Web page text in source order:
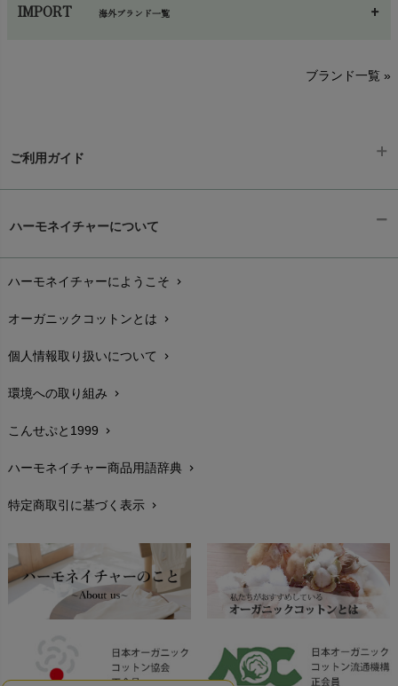
生活アートクラブ
nanadecor（ナナデェコール）
ぬくぐるみ工房
Haruulala（ハルウララ）
Pantyliners Organics（パンティライナーズ）
plantia（プランティア）
PRISTINE（プリスティン）
IMPORT海外ブランド一覧
kidscase（キッズケース）
LITTLE INDIANS（リトルインディアンズ）
maggies（マギーズ）
MAINIO（マイニオ）
MAUD N LIL（モード・ン・リル）
maxomorra（マクソモーラ）
Molo（モロ）
My Little Cozmo（マイリトルコズモ）
NATURAPURA（ナチュラプラ）
Nukleus（ニュクレス）
ブランド一覧 »
ご利用ガイド
配送と送料chevron_right
在庫状況と発送予定chevron_right
サイズ・寸法chevron_right
生地・素材chevron_right
お手入れについて
レビューを書こうchevron_right
返品交換chevron_right
FAXでのご注文
お問い合わせchevron_right
ハーモネイチャーについて
ハーモネイチャーにようこそ chevron_right
オーガニックコットンとは chevron_right
個人情報取り扱いについて chevron_right
環境への取り組み chevron_right
こんせぷと1999 chevron_right
ハーモネイチャー商品用語辞典 chevron_right
特定商取引に基づく表示 chevron_right